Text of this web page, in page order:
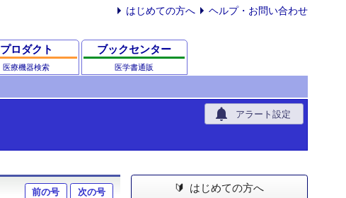
はじめての方へ ヘルプ・お問い合わせ
プロダクト
医療機器検索
ブックセンター
医学書通販
notifications アラート設定
前の号 次の号 はじめての方へ